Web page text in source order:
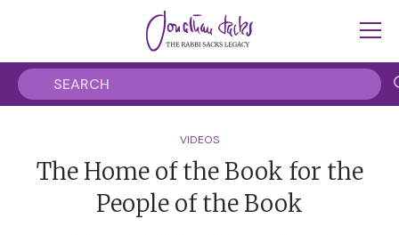
VIDEOS
The Home of the Book for the
People of the Book